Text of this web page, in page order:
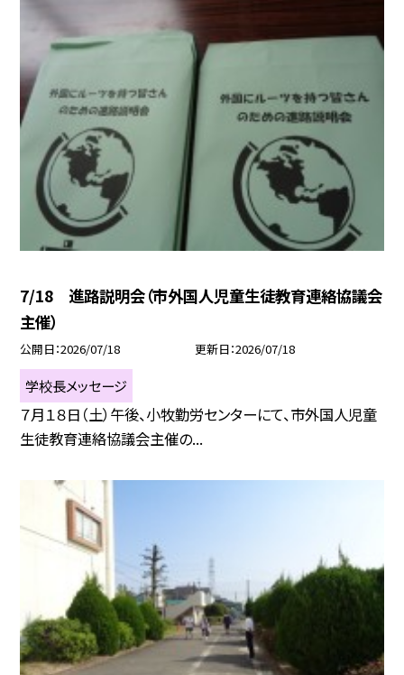
7/18 進路説明会（市外国人児童生徒教育連絡協議会
主催）
公開日 2026/07/18 更新日 2026/07/18
学校長メッセージ
７月１８日（土）午後、小牧勤労センターにて、市外国人児童
生徒教育連絡協議会主催の...